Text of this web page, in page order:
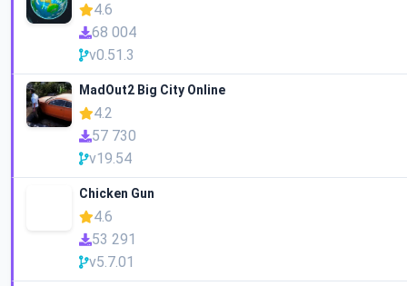
4.6
68 004
v0.51.3
MadOut2 Big City Online
4.2
57 730
v19.54
Chicken Gun
4.6
53 291
v5.7.01